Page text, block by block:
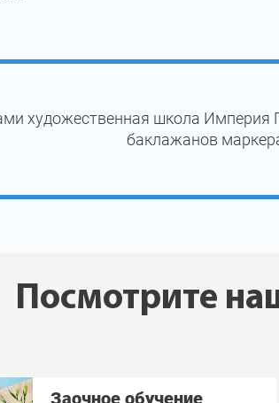
художественная школа Империя
баклажанов
Посмотрите
Заочное обучение